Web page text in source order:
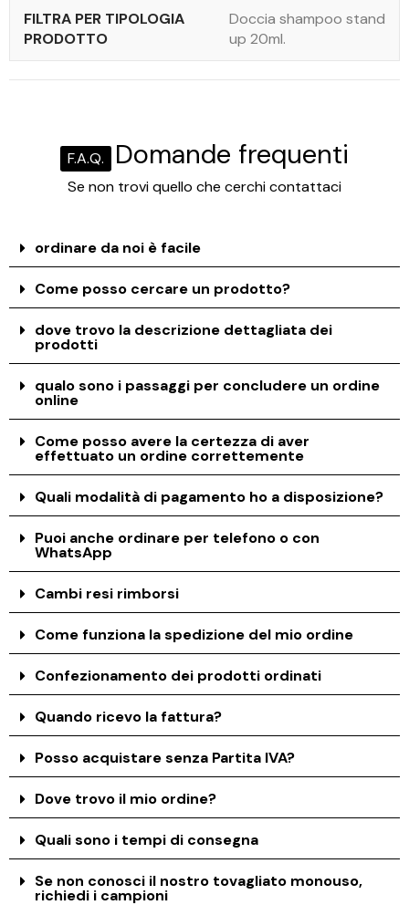
FILTRA PER TIPOLOGIA
PRODOTTO
Doccia shampoo stand
up 20ml.
F.A.Q. Domande frequenti
Se non trovi quello che cerchi contattaci
ordinare da noi è facile
Come posso cercare un prodotto?
dove trovo la descrizione dettagliata dei
prodotti
qualo sono i passaggi per concludere un ordine
online
Come posso avere la certezza di aver
effettuato un ordine correttemente
Quali modalità di pagamento ho a disposizione?
Puoi anche ordinare per telefono o con
WhatsApp
Cambi resi rimborsi
Come funziona la spedizione del mio ordine
Confezionamento dei prodotti ordinati
Quando ricevo la fattura?
Posso acquistare senza Partita IVA?
Dove trovo il mio ordine?
Quali sono i tempi di consegna
Se non conosci il nostro tovagliato monouso,
richiedi i campioni